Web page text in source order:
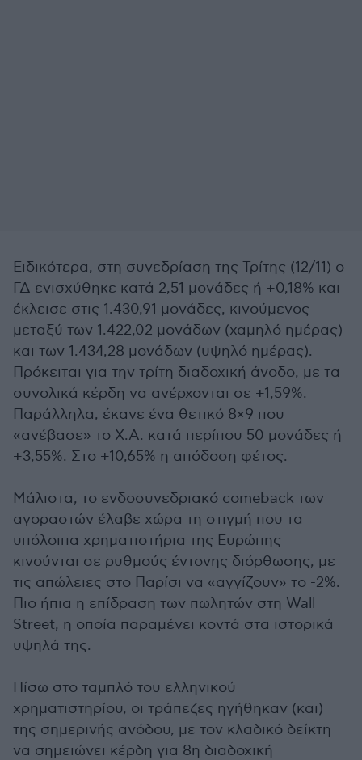
Ειδικότερα, στη συνεδρίαση της Τρίτης (12/11) ο
ΓΔ ενισχύθηκε κατά 2,51 μονάδες ή +0,18% και
έκλεισε στις 1.430,91 μονάδες, κινούμενος
μεταξύ των 1.422,02 μονάδων (χαμηλό ημέρας)
και των 1.434,28 μονάδων (υψηλό ημέρας).
Πρόκειται για την τρίτη διαδοχική άνοδο, με τα
συνολικά κέρδη να ανέρχονται σε +1,59%.
Παράλληλα, έκανε ένα θετικό 8×9 που
«ανέβασε» το Χ.Α. κατά περίπου 50 μονάδες ή
+3,55%. Στο +10,65% η απόδοση φέτος.
Μάλιστα, το ενδοσυνεδριακό comeback των
αγοραστών έλαβε χώρα τη στιγμή που τα
υπόλοιπα χρηματιστήρια της Ευρώπης
κινούνται σε ρυθμούς έντονης διόρθωσης, με
τις απώλειες στο Παρίσι να «αγγίζουν» το -2%.
Πιο ήπια η επίδραση των πωλητών στη Wall
Street, η οποία παραμένει κοντά στα ιστορικά
υψηλά της.
Πίσω στο ταμπλό του ελληνικού
χρηματιστηρίου, οι τράπεζες ηγήθηκαν (και)
της σημερινής ανόδου, με τον κλαδικό δείκτη
να σημειώνει κέρδη για 8η διαδοχική